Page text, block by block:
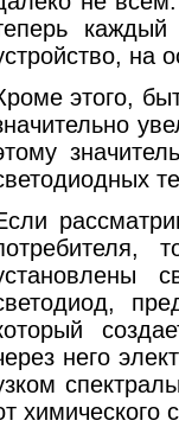
на
этого,
него
химического